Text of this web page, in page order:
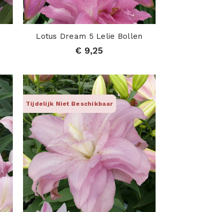
Lotus Dream 5 Lelie Bollen
€ 9,25
Tijdelijk Niet Beschikbaar